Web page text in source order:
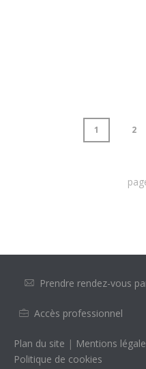
1 2
Prendre rendez-vous
Accès professionnel
Plan du site | Mentions
Politique de cookies